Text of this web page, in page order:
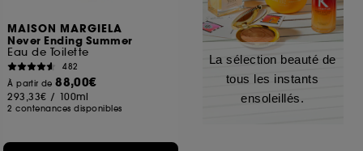
MAISON MARGIELA
Never Ending Summer
Eau de Toilette
482
À partir de88,00€
293,33€ / 100ml
2 contenances disponibles
La sélection beauté de
tous les instants
ensoleillés.